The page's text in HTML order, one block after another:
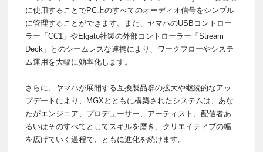
に使用することでPC上のすべてのオーディオ信号をシンプル
に管理することができます。また、ヤマハのUSBコントロー
ラー「CC1」やElgato社製の外部コントローラー「Stream
Deck」とのシームレスな連携により、ワークフローやシステ
ム運用を大幅に効率化します。
さらに、ヤマハが展開する互換製品群の拡大や継続的なアッ
プデートにより、MGXとともに構築されたシステムは、あな
たがエンジニア、プロデューサー、アーティスト、配信者あ
るいはそのすべてとしてスキルを磨き、クリエイティブの幅
を広げていく過程で、ともに進化を続けます。